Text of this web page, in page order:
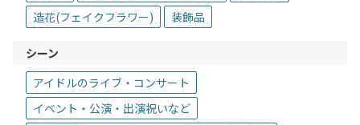
造花(フェイクフラワー)
装飾品
シーン
アイドルのライブ・コンサート
イベント・公演・出演祝いなど